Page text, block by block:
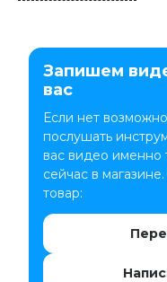
Запишем
вас
Если нет
послушать
вас видео именно
сейчас в
товар: